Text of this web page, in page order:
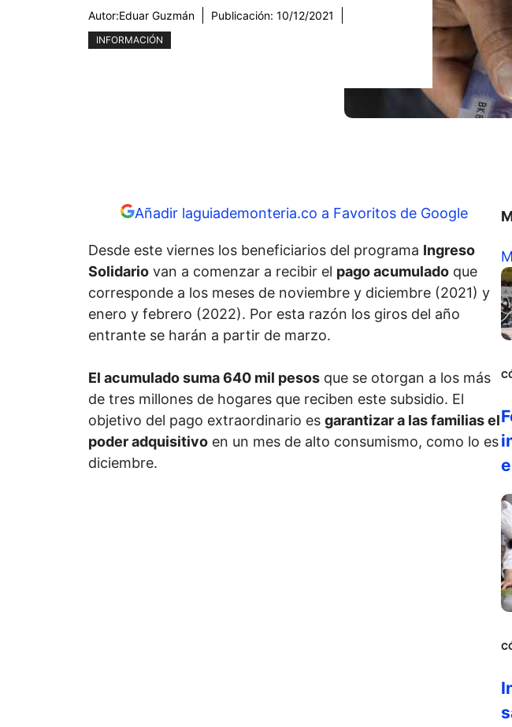
Autor:Eduar Guzmán Publicación: 10/12/2021
INFORMACIÓN
Añadir laguiademonteria.co a Favoritos de Google
Desde este viernes los beneficiarios del programa Ingreso
Solidario van a comenzar a recibir el pago acumulado que
corresponde a los meses de noviembre y diciembre (2021) y
enero y febrero (2022). Por esta razón los giros del año
entrante se harán a partir de marzo.
El acumulado suma 640 mil pesos que se otorgan a los más
de tres millones de hogares que reciben este subsidio. El
objetivo del pago extraordinario es garantizar a las familias el
poder adquisitivo en un mes de alto consumismo, como lo es
diciembre.